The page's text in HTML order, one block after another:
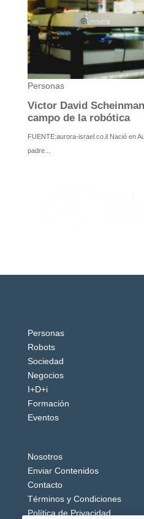
Personas
Robots
Sociedad
Negocios
I+D+i
Formación
Eventos
Nosotros
Enviar Contenidos
Contacto
Términos y Condiciones
Política de Privacidad